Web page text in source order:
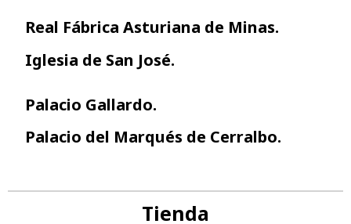
Real Fábrica Asturiana de Minas.
Iglesia de San José.
Palacio Gallardo.
Palacio del Marqués de Cerralbo.
Tienda